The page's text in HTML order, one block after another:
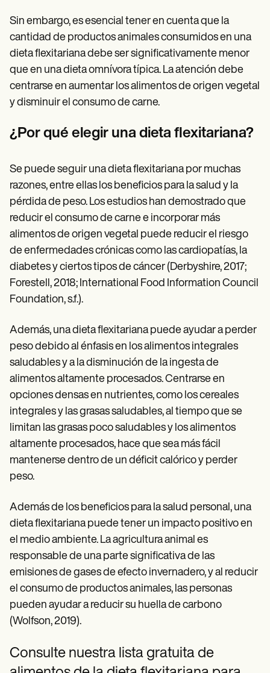
Sin embargo, es esencial tener en cuenta que la
cantidad de productos animales consumidos en una
dieta flexitariana debe ser significativamente menor
que en una dieta omnívora típica. La atención debe
centrarse en aumentar los alimentos de origen vegetal
y disminuir el consumo de carne.
¿Por qué elegir una dieta flexitariana?
Se puede seguir una dieta flexitariana por muchas
razones, entre ellas los beneficios para la salud y la
pérdida de peso. Los estudios han demostrado que
reducir el consumo de carne e incorporar más
alimentos de origen vegetal puede reducir el riesgo
de enfermedades crónicas como las cardiopatías, la
diabetes y ciertos tipos de cáncer (Derbyshire, 2017;
Forestell, 2018; International Food Information Council
Foundation, s.f.).
Además, una dieta flexitariana puede ayudar a perder
peso debido al énfasis en los alimentos integrales
saludables y a la disminución de la ingesta de
alimentos altamente procesados. Centrarse en
opciones densas en nutrientes, como los cereales
integrales y las grasas saludables, al tiempo que se
limitan las grasas poco saludables y los alimentos
altamente procesados, hace que sea más fácil
mantenerse dentro de un déficit calórico y perder
peso.
Además de los beneficios para la salud personal, una
dieta flexitariana puede tener un impacto positivo en
el medio ambiente. La agricultura animal es
responsable de una parte significativa de las
emisiones de gases de efecto invernadero, y al reducir
el consumo de productos animales, las personas
pueden ayudar a reducir su huella de carbono
(Wolfson, 2019).
Consulte nuestra lista gratuita de